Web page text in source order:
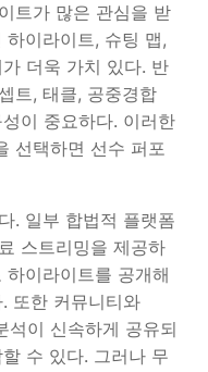
트가 많은 관심을 받
이라이트, 슈팅 맵,
더욱 가치 있다. 반
트, 태클, 공중경합
이 중요하다. 이러한
선택하면 선수 퍼포
. 일부 합법적 플랫폼
스트리밍을 제공하
이라이트를 공개해
또한 커뮤니티와
석이 신속하게 공유되
수 있다. 그러나 무